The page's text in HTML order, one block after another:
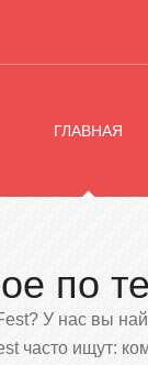
ГЛАВНАЯ
по
У нас вы
часто ищут: